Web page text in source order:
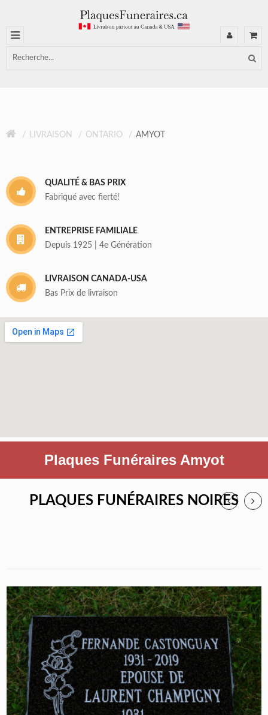
LIVRAISON ONTARIO AMYOT
QUALITÉ & BAS PRIX
Fabriqué avec fierté!
ENTREPRISE FAMILIALE
Depuis 1925 | 4e Génération
LIVRAISON CANADA-USA
Bas Prix de livraison
Plaques Funéraires Amyot
PLAQUES FUNÉRAIRES NOIRES